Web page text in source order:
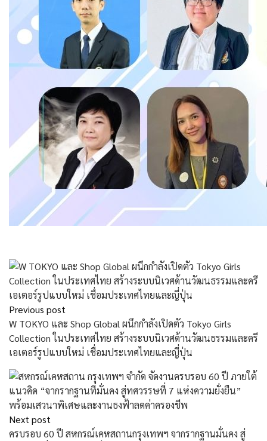
Previous post
W TOKYO และ Shop Global ผนึกกำลังเปิดตัว Tokyo Girls
Collection ในประเทศไทย สร้างระบบนิเวศด้านวัฒนธรรมและครี
เอเตอร์รูปแบบใหม่ เชื่อมประเทศไทยและญี่ปุ่น
Next post
ครบรอบ 60 ปี สหกรณ์เคหสถานกรุงเทพฯ จากรากฐานมั่นคง สู่